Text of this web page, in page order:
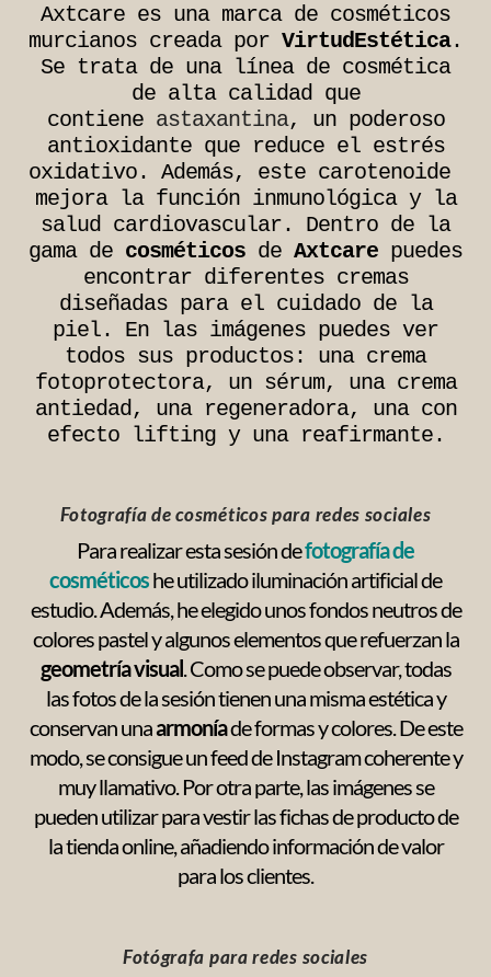
Axtcare es una marca de cosméticos
murcianos creada por VirtudEstética.
Se trata de una línea de cosmética
de alta calidad que
contiene astaxantina, un poderoso
antioxidante que reduce el estrés
oxidativo. Además, este carotenoide
mejora la función inmunológica y la
salud cardiovascular. Dentro de la
gama de cosméticos de Axtcare puedes
encontrar diferentes cremas
diseñadas para el cuidado de la
piel. En las imágenes puedes ver
todos sus productos: una crema
fotoprotectora, un sérum, una crema
antiedad, una regeneradora, una con
efecto lifting y una reafirmante.
Fotografía de cosméticos para redes sociales
Para realizar esta sesión defotografía de
cosméticoshe utilizado iluminación artificial de
estudio. Además, he elegido unos fondos neutros de
colores pastel y algunos elementos que refuerzan la
geometría visual. Como se puede observar, todas
las fotos de la sesión tienen una misma estética y
conservan unaarmoníade formas y colores. De este
modo, se consigue un feed de Instagram coherente y
muy llamativo. Por otra parte, las imágenes se
pueden utilizar para vestir las fichas de producto de
la tienda online, añadiendo información de valor
para los clientes.
Fotógrafa para redes sociales